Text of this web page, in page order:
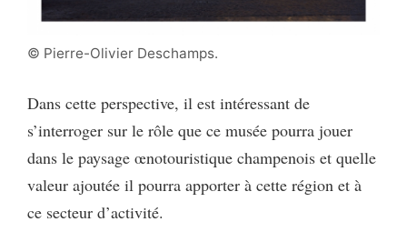
© Pierre-Olivier Deschamps.
Dans cette perspective, il est intéressant de
s’interroger sur le rôle que ce musée pourra jouer
dans le paysage œnotouristique champenois et quelle
valeur ajoutée il pourra apporter à cette région et à
ce secteur d’activité.